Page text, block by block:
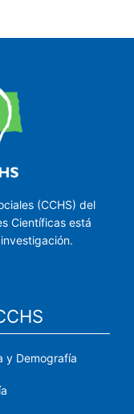
(CCHS) del
Científicas está
y Demografía